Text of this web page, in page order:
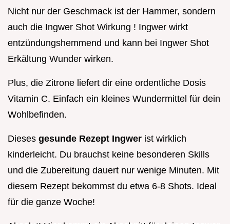
Nicht nur der Geschmack ist der Hammer, sondern
auch die Ingwer Shot Wirkung ! Ingwer wirkt
entzündungshemmend und kann bei Ingwer Shot
Erkältung Wunder wirken.
Plus, die Zitrone liefert dir eine ordentliche Dosis
Vitamin C. Einfach ein kleines Wundermittel für dein
Wohlbefinden.
Dieses gesunde Rezept Ingwer ist wirklich
kinderleicht. Du brauchst keine besonderen Skills
und die Zubereitung dauert nur wenige Minuten. Mit
diesem Rezept bekommst du etwa 6-8 Shots. Ideal
für die ganze Woche!